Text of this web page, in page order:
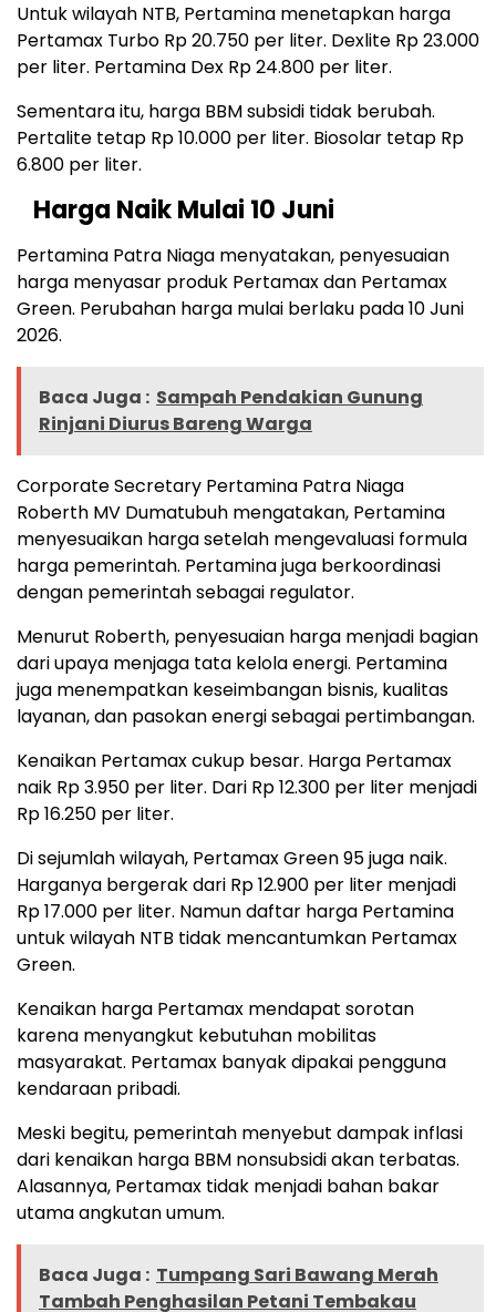
Untuk wilayah NTB, Pertamina menetapkan harga
Pertamax Turbo Rp 20.750 per liter. Dexlite Rp 23.000
per liter. Pertamina Dex Rp 24.800 per liter.
Sementara itu, harga BBM subsidi tidak berubah.
Pertalite tetap Rp 10.000 per liter. Biosolar tetap Rp
6.800 per liter.
Harga Naik Mulai 10 Juni
Pertamina Patra Niaga menyatakan, penyesuaian
harga menyasar produk Pertamax dan Pertamax
Green. Perubahan harga mulai berlaku pada 10 Juni
2026.
Baca Juga : Sampah Pendakian Gunung
Rinjani Diurus Bareng Warga
Corporate Secretary Pertamina Patra Niaga
Roberth MV Dumatubuh mengatakan, Pertamina
menyesuaikan harga setelah mengevaluasi formula
harga pemerintah. Pertamina juga berkoordinasi
dengan pemerintah sebagai regulator.
Menurut Roberth, penyesuaian harga menjadi bagian
dari upaya menjaga tata kelola energi. Pertamina
juga menempatkan keseimbangan bisnis, kualitas
layanan, dan pasokan energi sebagai pertimbangan.
Kenaikan Pertamax cukup besar. Harga Pertamax
naik Rp 3.950 per liter. Dari Rp 12.300 per liter menjadi
Rp 16.250 per liter.
Di sejumlah wilayah, Pertamax Green 95 juga naik.
Harganya bergerak dari Rp 12.900 per liter menjadi
Rp 17.000 per liter. Namun daftar harga Pertamina
untuk wilayah NTB tidak mencantumkan Pertamax
Green.
Kenaikan harga Pertamax mendapat sorotan
karena menyangkut kebutuhan mobilitas
masyarakat. Pertamax banyak dipakai pengguna
kendaraan pribadi.
Meski begitu, pemerintah menyebut dampak inflasi
dari kenaikan harga BBM nonsubsidi akan terbatas.
Alasannya, Pertamax tidak menjadi bahan bakar
utama angkutan umum.
Baca Juga : Tumpang Sari Bawang Merah
Tambah Penghasilan Petani Tembakau